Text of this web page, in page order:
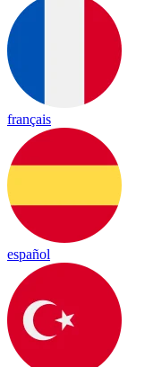
français
español